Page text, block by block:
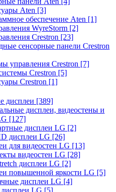
Aten [3]
обеспечение Aten [1]
WyreStorm [2]
Crestron [23]
сенсорные панели Crestron
управления Crestron [7]
Crestron [5]
Crestron [1]
дисплеи [389]
дисплеи, видеостены и
[127]
дисплеи LG [2]
дисплеи LG [26]
для видеостен LG [13]
видеостен LG [28]
дисплеи LG [2]
повышенной яркости LG [5]
дисплеи LG [4]
LG [5]